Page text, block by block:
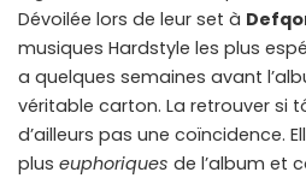
Dévoilée lors de leur set à
musiques Hardstyle les plus
a quelques semaines avant
véritable carton. La retrouver si
d’ailleurs pas une coïncidence.
plus euphoriques de l’album et